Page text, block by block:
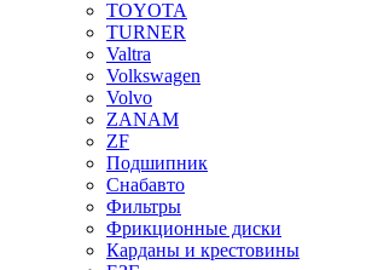
TOYOTA
TURNER
Valtra
Volkswagen
Volvo
ZANAM
ZF
Подшипник
Снабавто
Фильтры
Фрикционные диски
Карданы и крестовины